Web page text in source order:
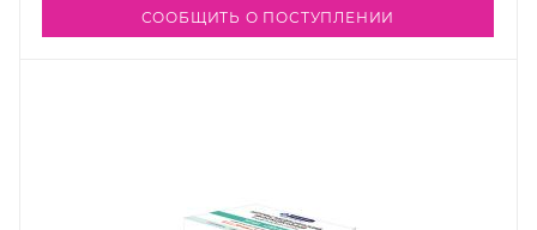
СООБЩИТЬ О ПОСТУПЛЕНИИ